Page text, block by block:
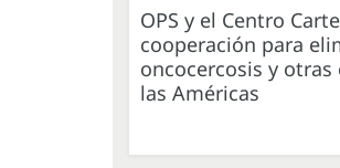
OPS y el Centro
cooperación para
oncocercosis y
las Américas